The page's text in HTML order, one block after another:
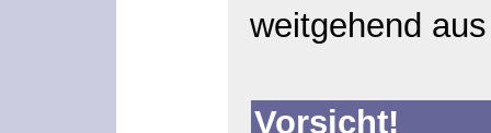
weitgehend
Vorsicht!